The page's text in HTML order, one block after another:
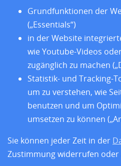
Datenschutz
Folgen Sie uns
Grundfunktionen der
(„Essentials“)
in der Website
wie Youtube-Videos
zugänglich zu machen
Statistik- und Tracking-
um zu verstehen, wie
benutzen und um
umsetzen zu können
Sie können jeder Zeit in der
Zustimmung widerrufen oder